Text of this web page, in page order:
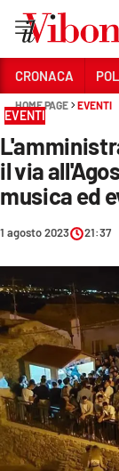
Sezioni
CRONACA
POLITICA
SOCIETÀ
CULTURA
ECONOMIA E
EVENTI
SPORT
CRONACA
HOME PAGE EVENTI
EVENTI
il via
musica ed
1 agosto 2023 21:37